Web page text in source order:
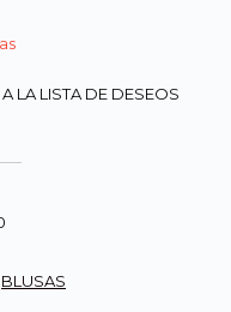
LA LISTA DE DESEOS
BLUSAS